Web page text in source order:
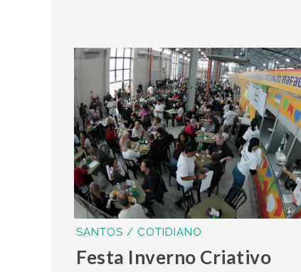
SANTOS / COTIDIANO
Festa Inverno Criativo